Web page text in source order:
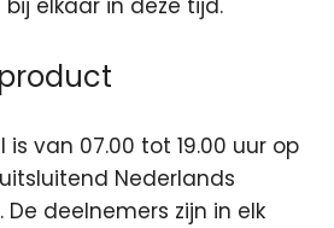
elkaar in deze tijd.
van 07.00 tot 19.00 uur op
Nederlands
deelnemers zijn in elk